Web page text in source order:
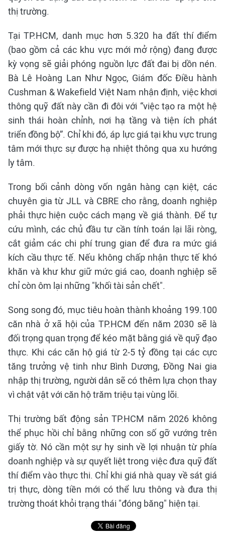
thị trường.
Tại TP.HCM, danh mục hơn 5.320 ha đất thí điểm
(bao gồm cả các khu vực mới mở rộng) đang được
kỳ vọng sẽ giải phóng nguồn lực đất đai bị dồn nén.
Bà Lê Hoàng Lan Như Ngọc, Giám đốc Điều hành
Cushman & Wakefield Việt Nam nhận định, việc khơi
thông quỹ đất này cần đi đôi với “việc tạo ra một hệ
sinh thái hoàn chỉnh, nơi hạ tầng và tiện ích phát
triển đồng bộ”. Chỉ khi đó, áp lực giá tại khu vực trung
tâm mới thực sự được hạ nhiệt thông qua xu hướng
ly tâm.
Trong bối cảnh dòng vốn ngân hàng cạn kiệt, các
chuyên gia từ JLL và CBRE cho rằng, doanh nghiệp
phải thực hiện cuộc cách mạng về giá thành. Để tự
cứu mình, các chủ đầu tư cần tính toán lại lãi ròng,
cắt giảm các chi phí trung gian để đưa ra mức giá
kích cầu thực tế. Nếu không chấp nhận thực tế khó
khăn và khư khư giữ mức giá cao, doanh nghiệp sẽ
chỉ còn ôm lại những "khối tài sản chết".
Song song đó, mục tiêu hoàn thành khoảng 199.100
căn nhà ở xã hội của TP.HCM đến năm 2030 sẽ là
đối trọng quan trọng để kéo mặt bằng giá về quỹ đạo
thực. Khi các căn hộ giá từ 2-5 tỷ đồng tại các cực
tăng trưởng vệ tinh như Bình Dương, Đồng Nai gia
nhập thị trường, người dân sẽ có thêm lựa chọn thay
vì chật vật với căn hộ trăm triệu tại vùng lõi.
Thị trường bất động sản TP.HCM năm 2026 không
thể phục hồi chỉ bằng những con số gỡ vướng trên
giấy tờ. Nó cần một sự hy sinh về lợi nhuận từ phía
doanh nghiệp và sự quyết liệt trong việc đưa quỹ đất
thí điểm vào thực thi. Chỉ khi giá nhà quay về sát giá
trị thực, dòng tiền mới có thể lưu thông và đưa thị
trường thoát khỏi trạng thái "đóng băng" hiện tại.